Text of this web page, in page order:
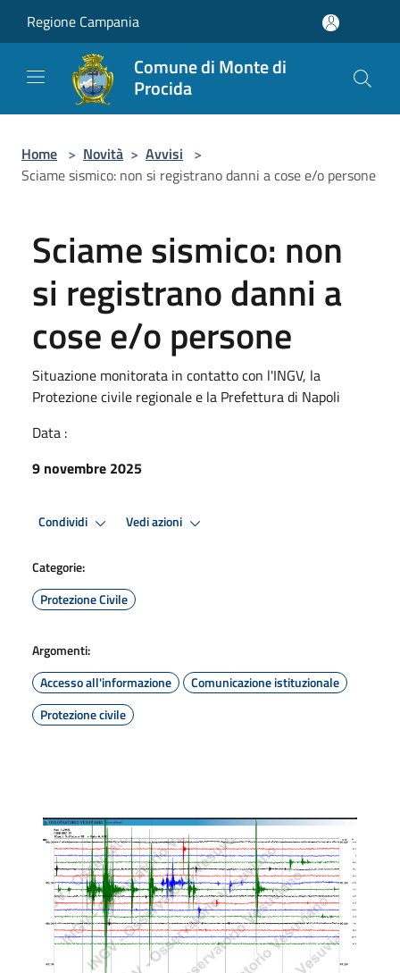
Regione Campania
Comune di Monte di
Procida
Home > Novità > Avvisi >
Sciame sismico: non si registrano danni a cose e/o persone
Sciame sismico: non
si registrano danni a
cose e/o persone
Situazione monitorata in contatto con l'INGV, la
Protezione civile regionale e la Prefettura di Napoli
Data :
9 novembre 2025
Condividi Vedi azioni
Categorie:
Protezione Civile
Argomenti:
Accesso all'informazione
Comunicazione istituzionale
Protezione civile